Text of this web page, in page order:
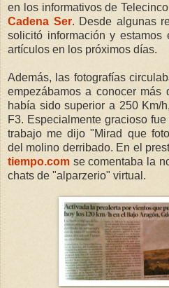
en los informativos de
Cadena Ser. Desde algunas
solicitó información y
artículos en los próximos días.
Además, las fotografías
empezábamos a conocer más
había sido superior a 250 Km/
F3. Especialmente gracioso
trabajo me dijo "Mirad que
del molino derribado. En el
tiempo.com se comentaba la
chats de "alparzerio" virtual.